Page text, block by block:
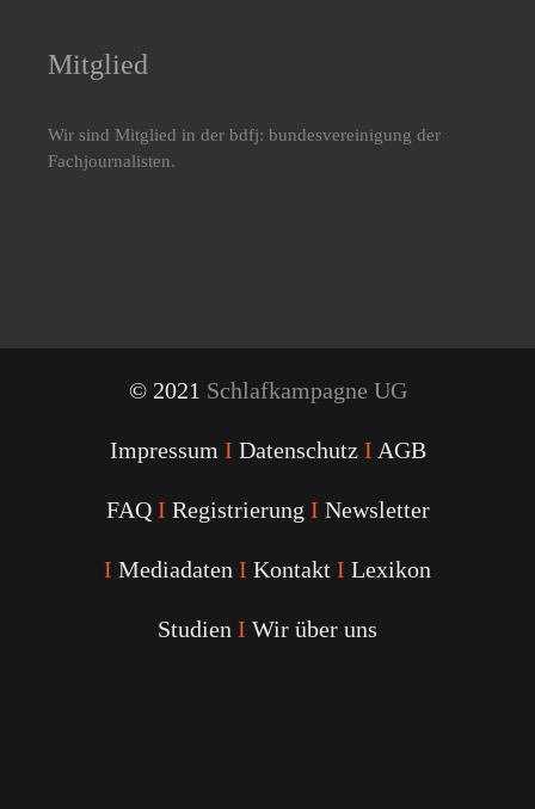
Mitglied
Wir sind Mitglied in der bdfj: bundesvereinigung der
Fachjournalisten.
© 2021 Schlafkampagne UG
Impressum I Datenschutz I AGB
FAQ I Registrierung I Newsletter
I Mediadaten I Kontakt I Lexikon
Studien I Wir über uns